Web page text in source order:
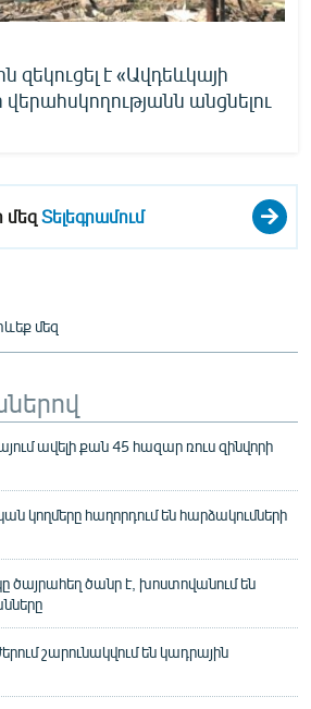
զեկուցել է «Ավդեևկայի
անցնելու
մեզՏելեգրամում
մեզ
ավելի քան 45 հազար ռուս զինվորի
կողմերը հաղորդում են հարձակումների
ծայրահեղ ծանր է, խոստովանում են
շարունակվում են կադրային